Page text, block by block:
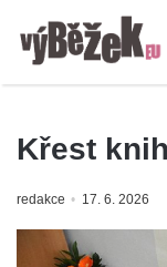
Křest
redakce 17. 6. 2026